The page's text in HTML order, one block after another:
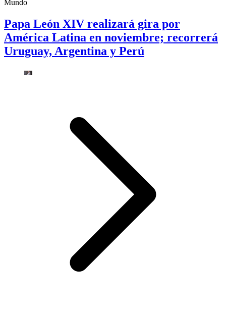
Mundo
Papa León XIV realizará gira por
América Latina en noviembre; recorrerá
Uruguay, Argentina y Perú